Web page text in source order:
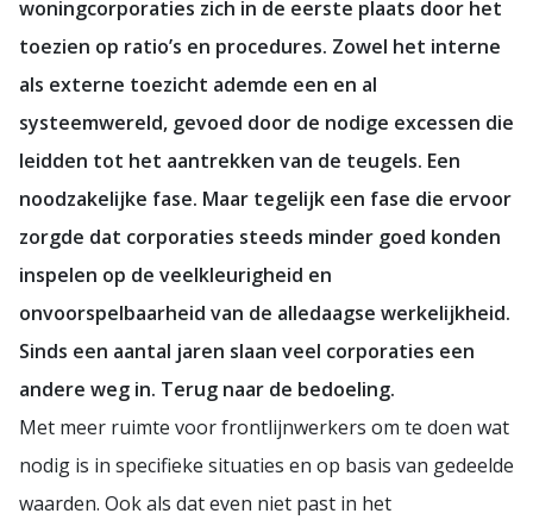
woningcorporaties zich in de eerste plaats door het
toezien op ratio’s en procedures. Zowel het interne
als externe toezicht ademde een en al
systeemwereld, gevoed door de nodige excessen die
leidden tot het aantrekken van de teugels. Een
noodzakelijke fase. Maar tegelijk een fase die ervoor
zorgde dat corporaties steeds minder goed konden
inspelen op de veelkleurigheid en
onvoorspelbaarheid van de alledaagse werkelijkheid.
Sinds een aantal jaren slaan veel corporaties een
andere weg in. Terug naar de bedoeling.
Met meer ruimte voor frontlijnwerkers om te doen wat
nodig is in specifieke situaties en op basis van gedeelde
waarden. Ook als dat even niet past in het